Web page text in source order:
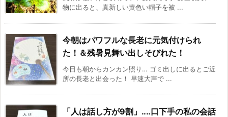
物に出ると、真新しい黄色い帽子を被 ...
今朝はパワフルな長老に元気付けられ
た！＆残暑見舞い出しそびれた！
今日も朝からカンカン照り… ゴミ出しに出るとご近
所の長老と出会った！ 早速大声で ...
「人は話し方が9割」‥‥口下手の私の会話